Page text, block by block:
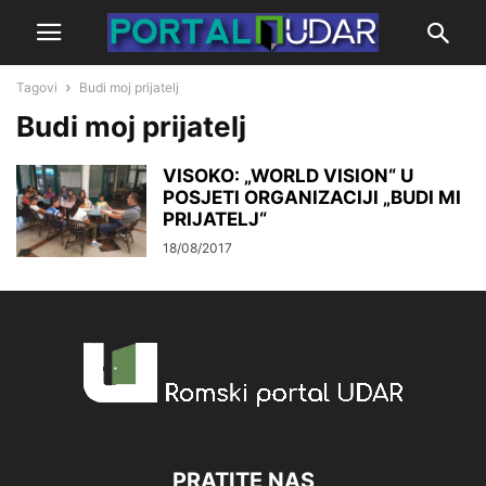
Tagovi Budi moj prijatelj
Budi moj prijatelj
VISOKO: „WORLD VISION“ U
POSJETI ORGANIZACIJI „BUDI MI
PRIJATELJ“
18/08/2017
PRATITE NAS